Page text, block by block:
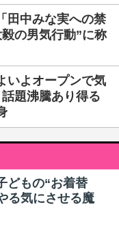
田中みな実への禁
の男気行動”に称
いよオープンで気
題沸騰あり得る
もの“お着替
る気にさせる魔